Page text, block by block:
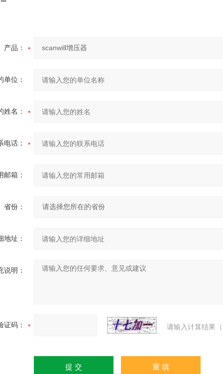
产品：
单位：
姓名：
电话：
邮箱：
省份：
地址：
说明：
证码： 请输入计算结果